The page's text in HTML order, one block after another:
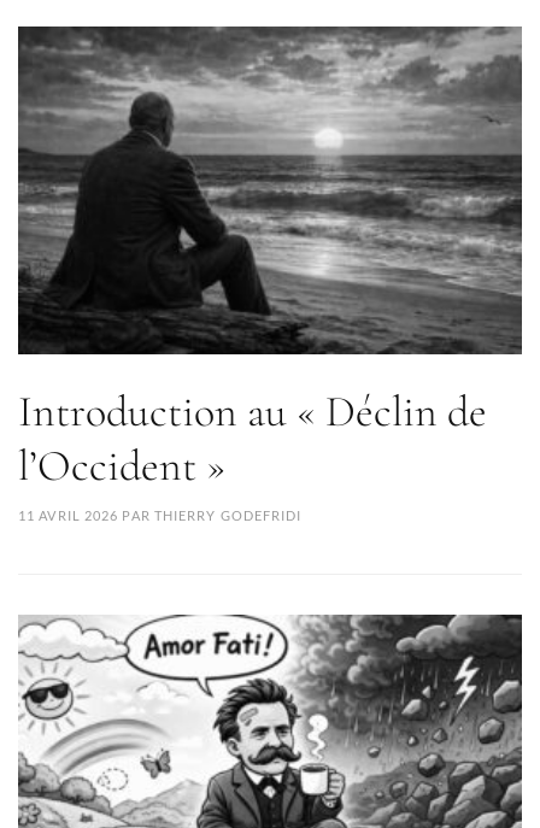
Introduction au « Déclin de
l’Occident »
11 AVRIL 2026 PAR THIERRY GODEFRIDI